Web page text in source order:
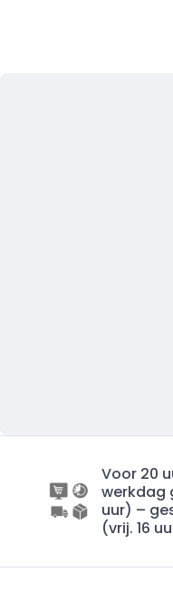
Voor 20
werkdag
uur) –
(vrij. 16